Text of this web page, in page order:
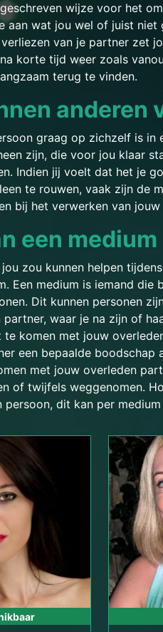
wijze voor het
aan wat jou wel of juist
van je partner zet
korte tijd weer zoals
terug te vinden.
anderen
graag op zichzelf is in
zijn, die voor jou klaar
Indien jij voelt dat het je
te rouwen, vaak zijn de
bij het verwerken van
een
zou kunnen helpen
Een medium is iemand
Dit kunnen personen
waar je na zijn of
komen met jouw
een bepaalde boodschap
met jouw overleden
of twijfels weggenomen.
persoon, dit kan per